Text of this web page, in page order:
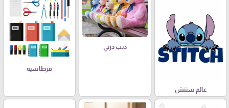
عالم ستتش
دبب دزني
قرطاسيه